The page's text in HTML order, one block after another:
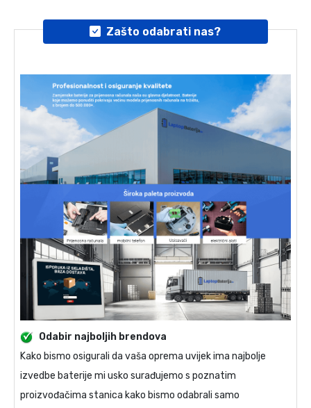
Zašto odabrati nas?
Odabir najboljih brendova
Kako bismo osigurali da vaša oprema uvijek ima najbolje
izvedbe baterije mi usko surađujemo s poznatim
proizvođačima stanica kako bismo odabrali samo